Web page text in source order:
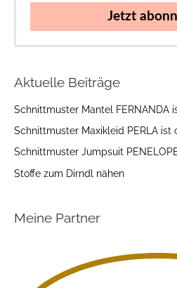
Jetzt
Aktuelle Beiträge
Schnittmuster Mantel FERNANDA
Schnittmuster Maxikleid PERLA ist
Schnittmuster Jumpsuit
Stoffe zum Dirndl nähen
Meine Partner